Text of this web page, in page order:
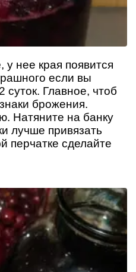
нее края появится
если вы
суток. Главное, чтоб
брожения.
Натяните на банку
лучше привязать
перчатке сделайте